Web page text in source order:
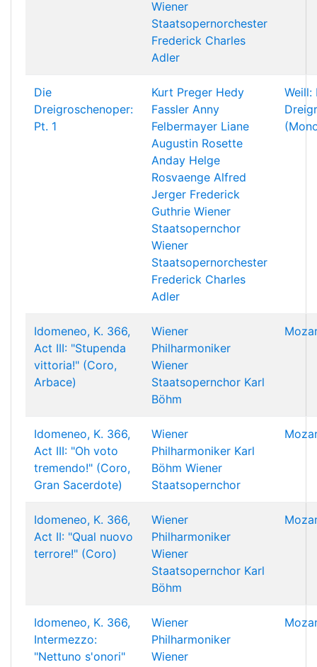
Wiener
Staatsopernorchester
Frederick Charles
Adler
Die
Dreigroschenoper:
Pt. 1
Kurt Preger Hedy
Fassler Anny
Felbermayer Liane
Augustin Rosette
Anday Helge
Rosvaenge Alfred
Jerger Frederick
Guthrie Wiener
Staatsopernchor
Wiener
Staatsopernorchester
Frederick Charles
Adler
Weill:
Idomeneo, K. 366,
Act III: "Stupenda
vittoria!" (Coro,
Arbace)
Wiener
Philharmoniker
Wiener
Staatsopernchor Karl
Böhm
Idomeneo, K. 366,
Act III: "Oh voto
tremendo!" (Coro,
Gran Sacerdote)
Wiener
Philharmoniker Karl
Böhm Wiener
Staatsopernchor
Idomeneo, K. 366,
Act II: "Qual nuovo
terrore!" (Coro)
Wiener
Philharmoniker
Wiener
Staatsopernchor Karl
Böhm
Idomeneo, K. 366,
Intermezzo:
"Nettuno s'onori"
Wiener
Philharmoniker
Wiener